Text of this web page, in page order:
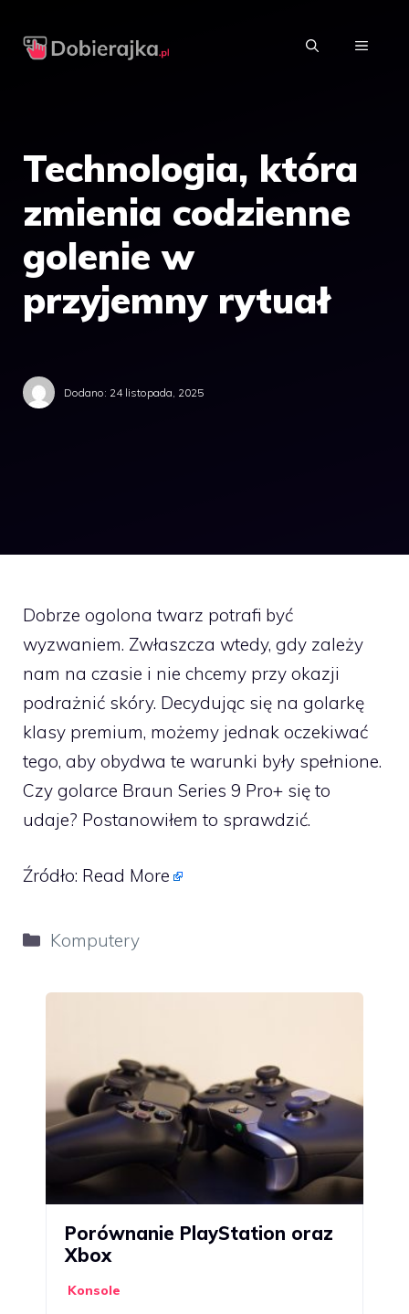
MENU
Technologia, która
zmienia codzienne
golenie w
przyjemny rytuał
Dodano: 24 listopada, 2025
Dobrze ogolona twarz potrafi być
wyzwaniem. Zwłaszcza wtedy, gdy zależy
nam na czasie i nie chcemy przy okazji
podrażnić skóry. Decydując się na golarkę
klasy premium, możemy jednak oczekiwać
tego, aby obydwa te warunki były spełnione.
Czy golarce Braun Series 9 Pro+ się to
udaje? Postanowiłem to sprawdzić.
Źródło: Read More
Kategorie
Komputery
Porównanie PlayStation oraz
Xbox
Konsole